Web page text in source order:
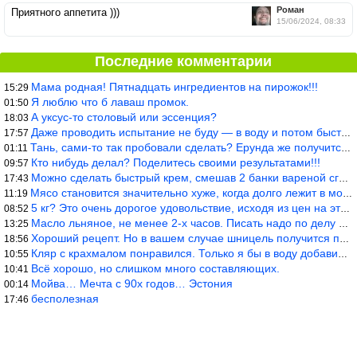
Роман
15/06/2024, 08:33
Приятного аппетита )))
Последние комментарии
15:29 Мама родная! Пятнадцать ингредиентов на пирожок!!!
01:50 Я люблю что б лаваш промок.
18:03 А уксус-то столовый или эссенция?
17:57 Даже проводить испытание не буду — в воду и потом быстро в раска
01:11 Тань, сами-то так пробовали сделать? Ерунда же получится. Нет, с
09:57 Кто нибудь делал? Поделитесь своими результатами!!!
17:43 Можно сделать быстрый крем, смешав 2 банки вареной сгущенки со с
11:19 Мясо становится значительно хуже, когда долго лежит в морозилке
08:52 5 кг? Это очень дорогое удовольствие, исходя из цен на эту ягоду
13:25 Масло льняное, не менее 2-х часов. Писать надо по делу и подробн
18:56 Хороший рецепт. Но в вашем случае шницель получится парено-варен
10:55 Кляр с крахмалом понравился. Только я бы в воду добавил бы молок
10:41 Всё хорошо, но слишком много составляющих.
00:14 Мойва… Мечта с 90х годов… Эстония
17:46 бесполезная